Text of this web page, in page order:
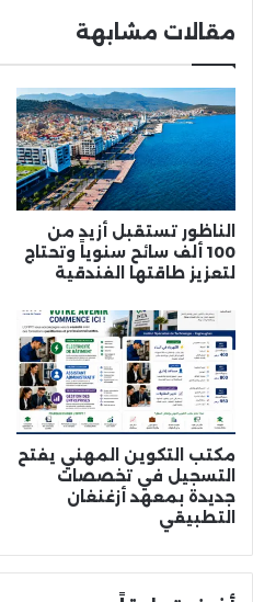
مقالات مشابهة
الناظور تستقبل أزيد من
100 ألف سائح سنوياً وتحتاج
لتعزيز طاقتها الفندقية
مكتب التكوين المهني يفتح
التسجيل في تخصصات
جديدة بمعهد أزغنغان
التطبيقي